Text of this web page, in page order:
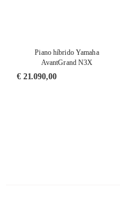
Piano híbrido Yamaha
AvantGrand N3X
€21.090,00